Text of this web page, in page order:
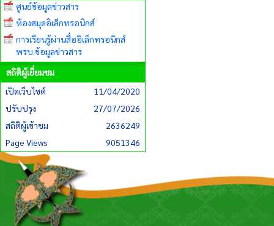
ศูนย์ข้อมูลข่าวสาร
ห้องสมุดอิเล็กทรอนิกส์
การเรียนรู้ผ่านสื่ออิเล็กทรอนิกส์
พรบ.ข้อมูลข่าวสาร
สถิติผู้เยี่ยมชม
เปิดเว็บไซต์
11/04/2020
ปรับปรุง
27/07/2026
สถิติผู้เข้าชม
2636249
Page Views
9051346